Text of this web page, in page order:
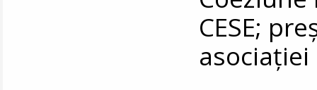
CESE;
asociaţiei